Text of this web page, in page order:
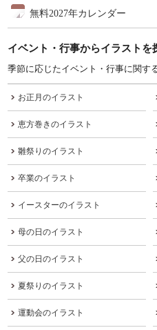
無料2027年カレンダー
イベント・行事からイラストを
季節に応じたイベント・行事に関す
お正月のイラスト
恵方巻きのイラスト
雛祭りのイラスト
卒業のイラスト
イースターのイラスト
母の日のイラスト
父の日のイラスト
夏祭りのイラスト
運動会のイラスト